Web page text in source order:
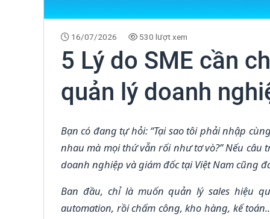
16/07/2026 530 lượt xem
5 Lý do SME cần
quản lý doanh
Bạn có đang tự hỏi: “Tại sao tôi phải nhập
nhau mà mọi thứ vẫn rối như tơ vò?” Nếu câu
doanh nghiệp và giám đốc tại Việt Nam cũng
Ban đầu, chỉ là muốn quản lý sales hiệu
automation, rồi chấm công, kho hàng, kế